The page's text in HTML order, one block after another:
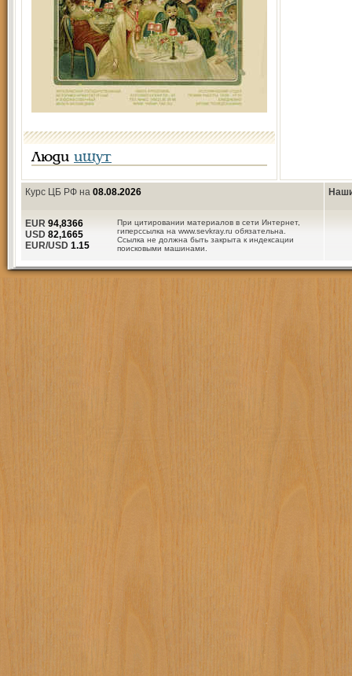
Люди ищут
Курс ЦБ РФ на 08.08.2026
При цитировании материалов в сети Интернет,
гиперссылка на www.sevkray.ru обязательна.
Ссылка не должна быть закрыта к индексации
поисковыми машинами.
EUR 94,8366
USD 82,1665
EUR/USD 1.15